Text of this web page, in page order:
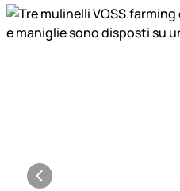
Galleria prodotti